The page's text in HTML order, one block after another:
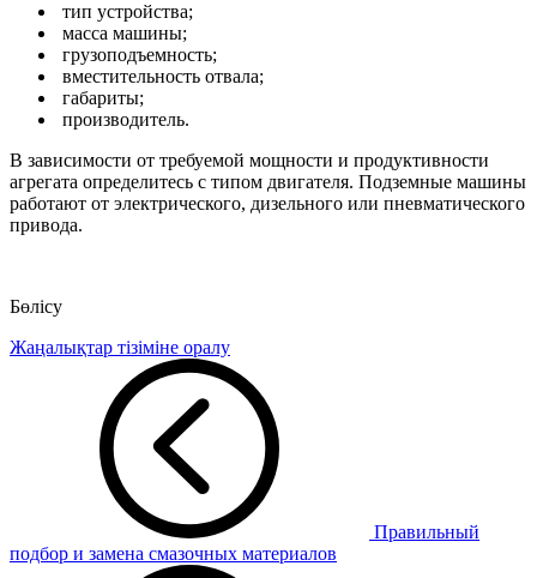
тип устройства;
масса машины;
грузоподъемность;
вместительность отвала;
габариты;
производитель.
В зависимости от требуемой мощности и продуктивности
агрегата определитесь с типом двигателя. Подземные машины
работают от электрического, дизельного или пневматического
привода.
Бөлісу
Жаңалықтар тізіміне оралу
Правильный
подбор и замена смазочных материалов